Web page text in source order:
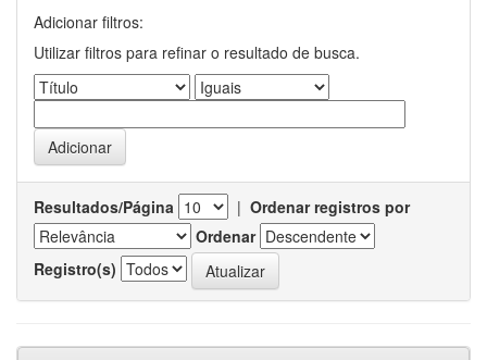
Adicionar filtros:
Utilizar filtros para refinar o resultado de busca.
Resultados/Página | Ordenar registros por
Ordenar
Registro(s)